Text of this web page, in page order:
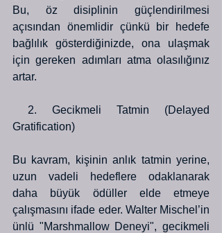
Bu, öz disiplinin güçlendirilmesi
açısından önemlidir çünkü bir hedefe
bağlılık gösterdiğinizde, ona ulaşmak
için gereken adımları atma olasılığınız
artar.
2. Gecikmeli Tatmin (Delayed
Gratification)
Bu kavram, kişinin anlık tatmin yerine,
uzun vadeli hedeflere odaklanarak
daha büyük ödüller elde etmeye
çalışmasını ifade eder. Walter Mischel’in
ünlü "Marshmallow Deneyi", gecikmeli